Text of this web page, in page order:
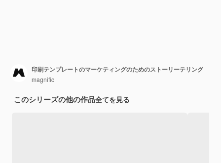
印刷テンプレートのマーケティングのためのストーリーテリング
magnific
このシリーズの他の作品全てを見る